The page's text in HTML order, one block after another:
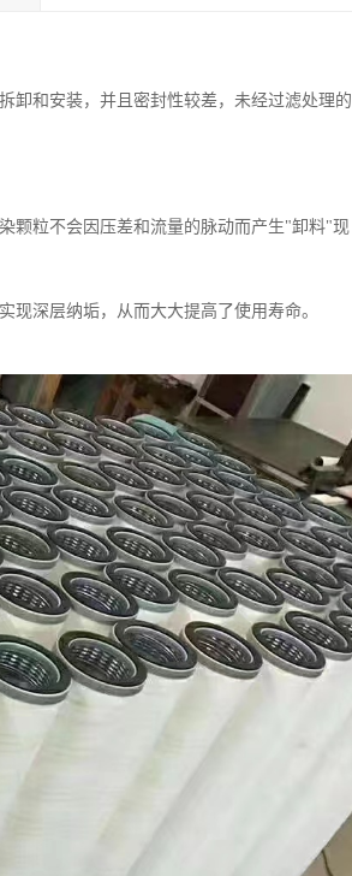
卸和安装，并且密封性较差，未经过滤处理的
颗粒不会因压差和流量的脉动而产生"卸料"现
深层纳垢，从而大大提高了使用寿命。